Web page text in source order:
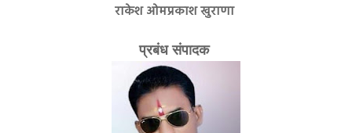
राकेश ओमप्रकाश खुराणा
प्रबंध संपादक